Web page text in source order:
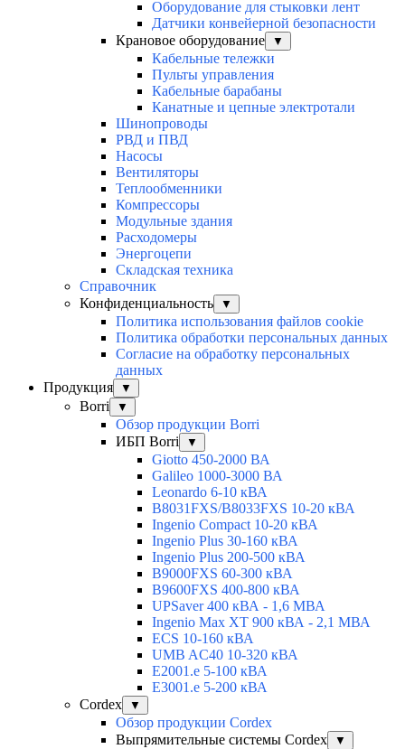
Оборудование для стыковки лент
Датчики конвейерной безопасности
Крановое оборудование
▼
Кабельные тележки
Пульты управления
Кабельные барабаны
Канатные и цепные электротали
Шинопроводы
РВД и ПВД
Насосы
Вентиляторы
Теплообменники
Компрессоры
Модульные здания
Расходомеры
Энергоцепи
Складская техника
Справочник
Конфиденциальность
▼
Политика использования файлов cookie
Политика обработки персональных данных
Согласие на обработку персональных
данных
Продукция
▼
Borri ▼
Обзор продукции Borri
ИБП Borri
▼
Giotto 450-2000 ВА
Galileo 1000-3000 ВА
Leonardo 6-10 кВА
B8031FXS/B8033FXS 10-20 кВА
Ingenio Compact 10-20 кВА
Ingenio Plus 30-160 кВА
Ingenio Plus 200-500 кВА
B9000FXS 60-300 кВА
B9600FXS 400-800 кВА
UPSaver 400 кВА - 1,6 МВА
Ingenio Max XT 900 кВА - 2,1 МВА
ECS 10-160 кВА
UMB AC40 10-320 кВА
E2001.e 5-100 кВА
E3001.e 5-200 кВА
Cordex
▼
Обзор продукции Cordex
Выпрямительные системы Cordex
▼